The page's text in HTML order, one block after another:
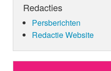
Redacties
Persberichten
Redactie Website